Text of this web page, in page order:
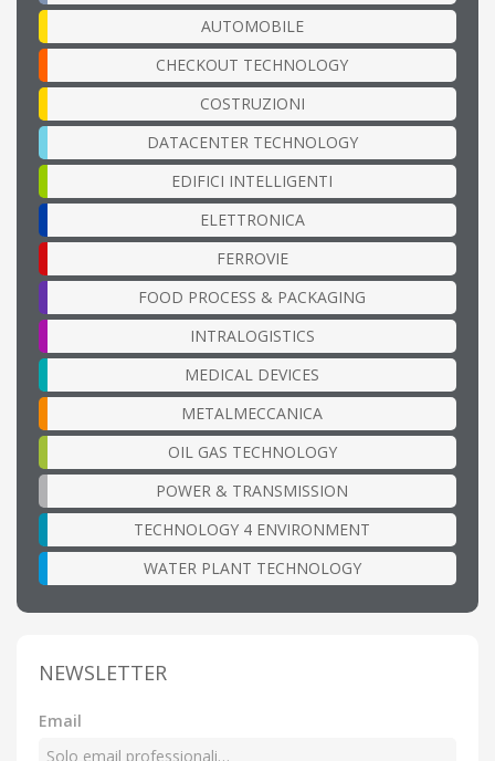
AUTOMOBILE
CHECKOUT TECHNOLOGY
COSTRUZIONI
DATACENTER TECHNOLOGY
EDIFICI INTELLIGENTI
ELETTRONICA
FERROVIE
FOOD PROCESS & PACKAGING
INTRALOGISTICS
MEDICAL DEVICES
METALMECCANICA
OIL GAS TECHNOLOGY
POWER & TRANSMISSION
TECHNOLOGY 4 ENVIRONMENT
WATER PLANT TECHNOLOGY
NEWSLETTER
Email